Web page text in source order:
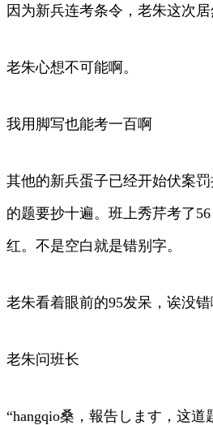
因为新兵连考条令，老朱这次居
老朱心想不可能啊。
我用脚写也能考一百啊
其他的新兵蛋子已经开始伏案
的题要抄十遍。班上秀芹考了
红。不是空白就是错别字。
老朱看着眼前的95发呆，诶没错
老朱问班长
“hangqio桑，報告します，这道